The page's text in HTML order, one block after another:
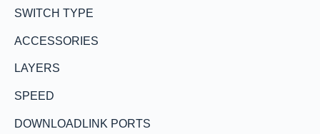
SWITCH TYPE
ACCESSORIES
LAYERS
SPEED
DOWNLOADLINK PORTS